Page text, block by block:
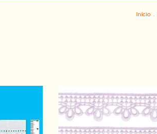
Início .